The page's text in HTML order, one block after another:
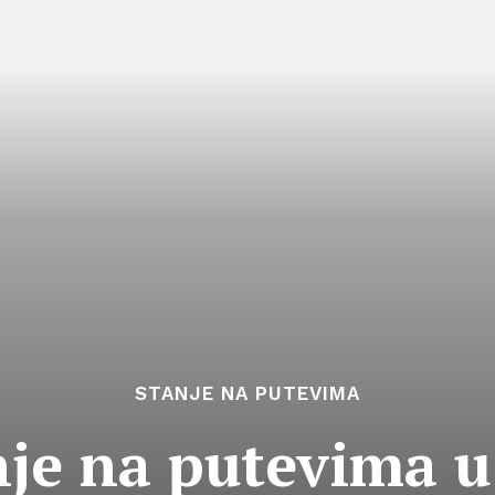
STANJE NA PUTEVIMA
na putevima